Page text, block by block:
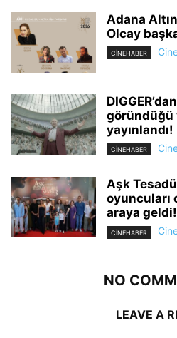
Adana
Olcay
CINEHABER
göründüğü
yayınlandı!
CINEHABER
Aşk
oyuncuları
araya geldi!
CINEHABER
NO
LEAVE A